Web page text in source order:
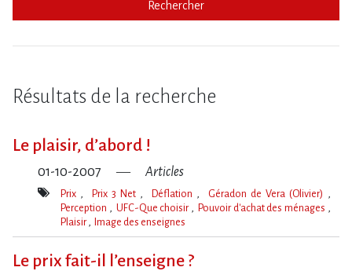
Rechercher
Résultats de la recherche
Le plaisir, d’abord !
01-10-2007 Articles
Mot(s)-
Prix Prix 3 Net Déflation
Géradon de Vera (Olivier)
Perception
UFC-Que choisir
Pouvoir d'achat des ménages
Plaisir Image des enseignes
Le prix fait-il l’enseigne ?